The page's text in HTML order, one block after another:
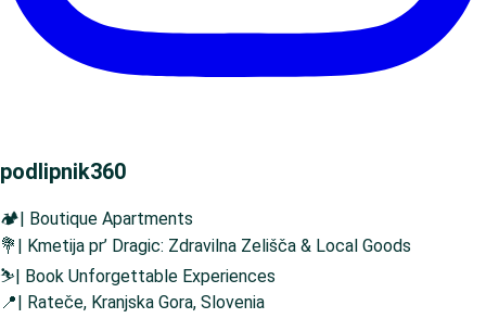
podlipnik360
🏕️| Boutique Apartments
💐| Kmetija pr’ Dragic: Zdravilna Zelišča & Local Goods
⛷️| Book Unforgettable Experiences
📍| Rateče, Kranjska Gora, Slovenia